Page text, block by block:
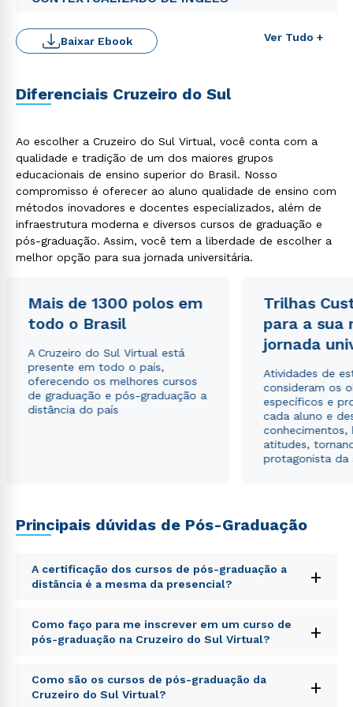
Ver Tudo +
Baixar Ebook
Diferenciais Cruzeiro do Sul
Ao escolher a Cruzeiro do Sul Virtual, você conta com a
qualidade e tradição de um dos maiores grupos
educacionais de ensino superior do Brasil. Nosso
compromisso é oferecer ao aluno qualidade de ensino com
métodos inovadores e docentes especializados, além de
infraestrutura moderna e diversos cursos de graduação e
pós-graduação. Assim, você tem a liberdade de escolher a
melhor opção para sua jornada universitária.
Mais de 1300 polos em
todo o Brasil
A Cruzeiro do Sul Virtual está
presente em todo o país,
oferecendo os melhores cursos
de graduação e pós-graduação a
distância do país
Trilhas
para a sua
jornada
Atividades de
consideram os
específicos e
cada aluno e
conhecimentos,
atitudes,
protagonista da
Principais dúvidas de Pós-Graduação
A certificação dos cursos de pós-graduação a
distância é a mesma da presencial?
+
Sed ut perspiciatis unde omnis iste natus error sit
voluptatem accusantium doloremque laudantium,
totam rem aperiam, eaque ipsa quae ab illo inventore
explicabo. Nemo enim ipsam voluptatem quia
voluptas sit aspernatur aut odit aut fugit, sed quia
Como faço para me inscrever em um curso de
pós-graduação na Cruzeiro do Sul Virtual?
+
Sed ut perspiciatis unde omnis iste natus error sit
voluptatem accusantium doloremque laudantium,
Como são os cursos de pós-graduação da
Cruzeiro do Sul Virtual?
+
Rápido e fácil
WhatsApp
ou
Política de Privacidade.e
autorizo que meus dados sejam utilizados para o
envio de conteúdos da Cruzeiro do Sul.